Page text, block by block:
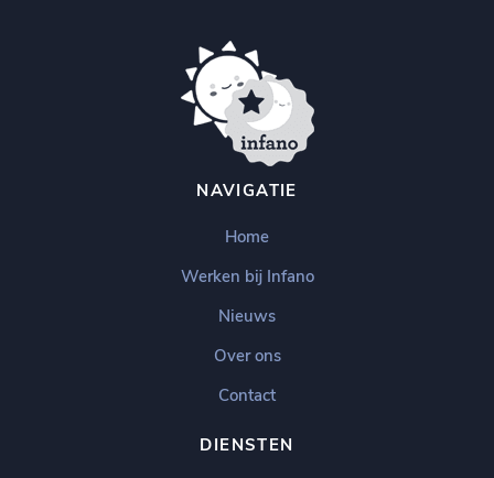
NAVIGATIE
Home
Werken bij Infano
Nieuws
Over ons
Contact
DIENSTEN